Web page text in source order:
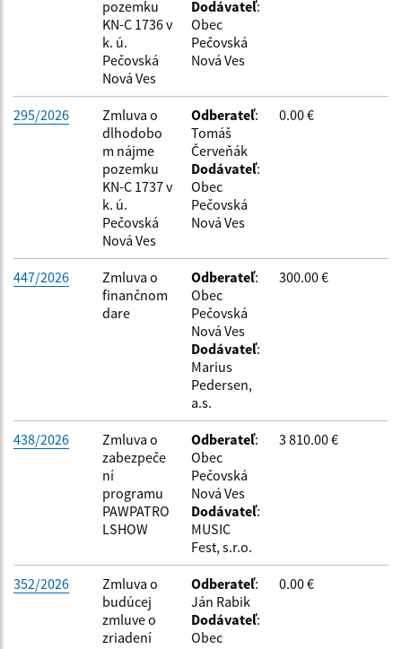
pozemku
KN-C 1736 v
k. ú.
Pečovská
Nová Ves
Dodávateľ:
Obec
Pečovská
Nová Ves
295/2026
Zmluva o
dlhodobo
m nájme
pozemku
KN-C 1737 v
k. ú.
Pečovská
Nová Ves
Odberateľ:
Tomáš
Červeňák
Dodávateľ:
Obec
Pečovská
Nová Ves
0.00 €
447/2026
Zmluva o
finančnom
dare
Odberateľ:
Obec
Pečovská
Nová Ves
Dodávateľ:
Marius
Pedersen,
a.s.
300.00 €
438/2026
Zmluva o
zabezpeče
ní
programu
PAWPATRO
LSHOW
Odberateľ:
Obec
Pečovská
Nová Ves
Dodávateľ:
MUSIC
Fest, s.r.o.
3 810.00 €
352/2026
Zmluva o
budúcej
zmluve o
zriadení
Odberateľ:
Ján Rabik
Dodávateľ:
Obec
0.00 €